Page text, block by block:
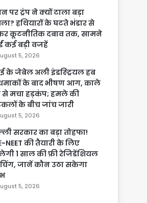
पर ट्रंप ने क्यों टाला बड़ा
हथियारों के घटते भंडार से
कूटनीतिक दबाव तक, सामने
कई बड़ी वजहें
5, 2026
के जेबेल अली इंडस्ट्रियल हब
के बाद भीषण आग, काले
से मचा हड़कंप; हमले की
के बीच जांच जारी
5, 2026
सरकार का बड़ा तोहफा!
NEET की तैयारी के लिए
1 साल की फ्री रेजिडेंशियल
जानें कौन उठा सकेगा
5, 2026